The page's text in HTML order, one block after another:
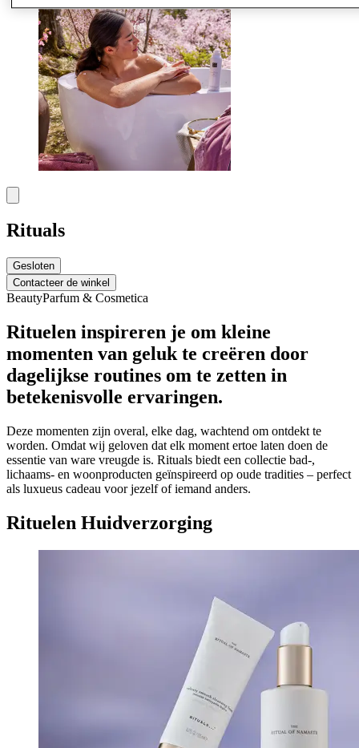
Rituals
Gesloten
Contacteer de winkel
BeautyParfum & Cosmetica
Rituelen inspireren je om kleine
momenten van geluk te creëren door
dagelijkse routines om te zetten in
betekenisvolle ervaringen.
Deze momenten zijn overal, elke dag, wachtend om ontdekt te
worden. Omdat wij geloven dat elk moment ertoe laten doen de
essentie van ware vreugde is. Rituals biedt een collectie bad-,
lichaams- en woonproducten geïnspireerd op oude tradities – perfect
als luxueus cadeau voor jezelf of iemand anders.
Rituelen Huidverzorging